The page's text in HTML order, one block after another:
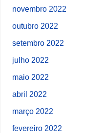
novembro 2022
outubro 2022
setembro 2022
julho 2022
maio 2022
abril 2022
março 2022
fevereiro 2022